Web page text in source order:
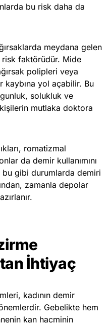
bu risk daha da
meydana gelen
faktörüdür. Mide
polipleri veya
kaybına yol açabilir. Bu
solukluk ve
mutlaka doktora
romatizmal
da demir kullanımını
gibi durumlarda demiri
zamanla depolar
İhtiyaç
kadının demir
Gebelikte hem
kan hacminin